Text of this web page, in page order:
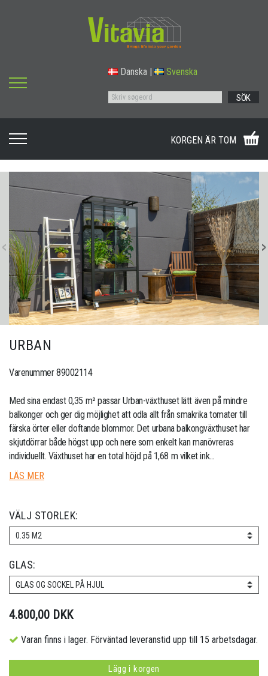
Danska Svenska
SÖK
KORGEN ÄR TOM
URBAN
Varenummer 89002114
Med sina endast 0,35 m² passar Urban-växthuset lätt även på mindre
balkonger och ger dig möjlighet att odla allt från smakrika tomater till
färska örter eller doftande blommor. Det urbana balkongväxthuset har
skjutdörrar både högst upp och nere som enkelt kan manövreras
individuellt. Växthuset har en total höjd på 1,68 m vilket ink...
LÄS MER
VÄLJ STORLEK:
0.35 M2
GLAS:
GLAS OG SOCKEL PÅ HJUL
4.800,00 DKK
Varan finns i lager. Förväntad leveranstid upp till 15 arbetsdagar.
Lägg i korgen